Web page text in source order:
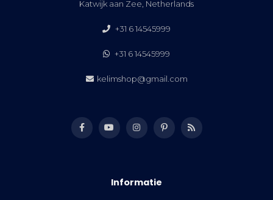
Katwijk aan Zee, Netherlands
+31 6 14545999
+31 6 14545999
kelimshop@gmail.com
Informatie